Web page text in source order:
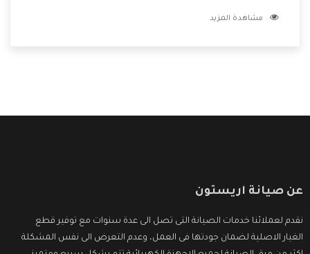
الشركة بها والتى تكون منها خدمة الصيانة التى تكون من أهم
مشاهدة المزيد
عن صيانة اريستون
نقدم لعملائنا خدمات الصيانة التى تصل الى عدة سنوات مع توفير قطع
الغيار الاصلية لضمان جودتها فى العمل، وعدم التعرض الى نفس المشكلة